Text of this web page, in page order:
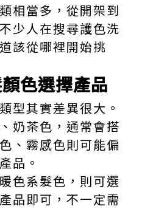
相當多，從開架到
少人在搜尋護色洗
該從哪裡開始挑
顏色選擇產品
型其實差異很大。
奶茶色，通常會搭
、霧感色則可能偏
品。
色系髮色，則可選
品即可，不一定需